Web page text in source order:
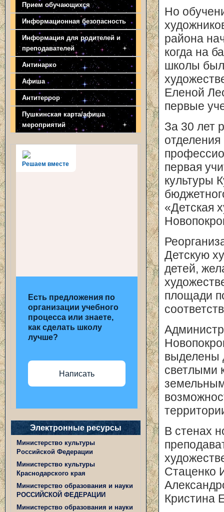
Прием обучающихся
Информационная безопасность
Информация для родителей и
преподавателей
Антинарко
Афиша
Антитеррор
Пушкинская карта/афиша
мероприятий
Решаем вместе
Есть предложения по
организации учебного
процесса или знаете,
как сделать школу
лучше?
Написать
Электронные ресурсы
Министерство культуры
Российской Федерации
Министерство культуры
Краснодарского края
Министерство образования и науки
РОССИЙСКОЙ ФЕДЕРАЦИИ
Министерство образования и науки
Но
района
когда на
школы
Еленой
первые
За 30 лет
отделения
первая
культуры
«Детская
Детскую
детей,
площади
выделены
светлыми
В стенах
Стаценко
Кристина